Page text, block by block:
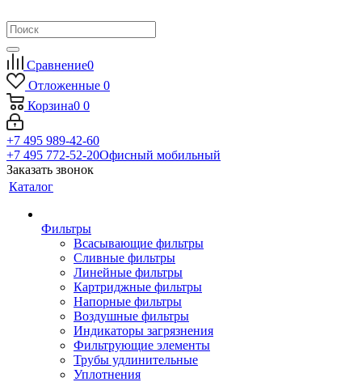
Сравнение0
Отложенные 0
Корзина0 0
+7 495 989-42-60
+7 495 772-52-20Офисный мобильный
Заказать звонок
Каталог
Фильтры
Всасывающие фильтры
Сливные фильтры
Линейные фильтры
Картриджные фильтры
Напорные фильтры
Воздушные фильтры
Индикаторы загрязнения
Фильтрующие элементы
Трубы удлинительные
Уплотнения